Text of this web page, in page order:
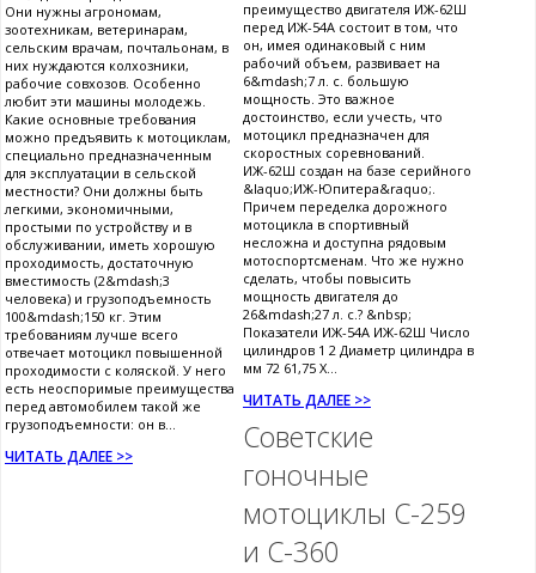
Они нужны агрономам,
зоотехникам, ветеринарам,
сельским врачам, почтальонам, в
них нуждаются колхозники,
рабочие совхозов. Особенно
любит эти машины молодежь.
Какие основные требования
можно предъявить к мотоциклам,
специально предназначенным
для эксплуатации в сельской
местности? Они должны быть
легкими, экономичными,
простыми по устройству и в
обслуживании, иметь хорошую
проходимость, достаточную
вместимость (2&mdash;3
человека) и грузоподъемность
100&mdash;150 кг. Этим
требованиям лучше всего
отвечает мотоцикл повышенной
проходимости с коляской. У него
есть неоспоримые преимущества
перед автомобилем такой же
грузоподъемности: он в...
ЧИТАТЬ ДАЛЕЕ >>
преимущество двигателя ИЖ-62Ш
перед ИЖ-54А состоит в том, что
он, имея одинаковый с ним
рабочий объем, развивает на
6&mdash;7 л. с. большую
мощность. Это важное
достоинство, если учесть, что
мотоцикл предназначен для
скоростных соревнований.
ИЖ-62Ш создан на базе серийного
&laquo;ИЖ-Юпитера&raquo;.
Причем переделка дорожного
мотоцикла в спортивный
несложна и доступна рядовым
мотоспортсменам. Что же нужно
сделать, чтобы повысить
мощность двигателя до
26&mdash;27 л. с.? &nbsp;
Показатели ИЖ-54А ИЖ-62Ш Число
цилиндров 1 2 Диаметр цилиндра в
мм 72 61,75 Х...
ЧИТАТЬ ДАЛЕЕ >>
Советские
гоночные
мотоциклы С-259
и С-360